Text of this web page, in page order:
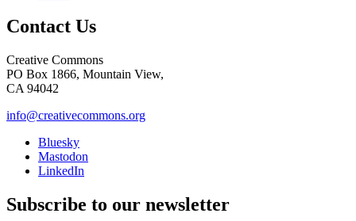
Contact Us
Creative Commons
PO Box 1866, Mountain View,
CA 94042
info@creativecommons.org
Bluesky
Mastodon
LinkedIn
Subscribe to our newsletter